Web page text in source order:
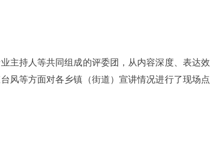
主持人等共同组成的评委团，从内容深度、表达效
风等方面对各乡镇（街道）宣讲情况进行了现场点